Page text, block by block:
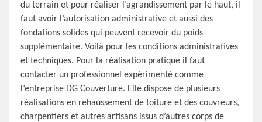
du terrain et pour réaliser l’agrandissement par le haut, il
faut avoir l’autorisation administrative et aussi des
fondations solides qui peuvent recevoir du poids
supplémentaire. Voilà pour les conditions administratives
et techniques. Pour la réalisation pratique il faut
contacter un professionnel expérimenté comme
l’entreprise DG Couverture. Elle dispose de plusieurs
réalisations en rehaussement de toiture et des couvreurs,
charpentiers et autres artisans issus d’autres corps de